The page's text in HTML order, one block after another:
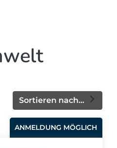
Sortieren nach...
ANMELDUNG MÖGLICH